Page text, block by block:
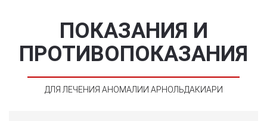
ПОКАЗАНИЯ И
ПРОТИВОПОКАЗАНИЯ
ДЛЯ ЛЕЧЕНИЯ АНОМАЛИИ АРНОЛЬДАКИАРИ